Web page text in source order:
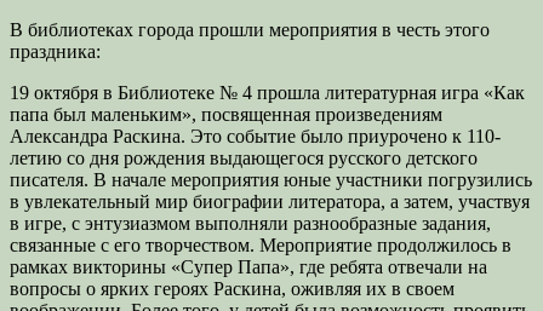
В библиотеках города прошли мероприятия в честь этого
праздника:
19 октября в Библиотеке № 4 прошла литературная игра «Как
папа был маленьким», посвященная произведениям
Александра Раскина. Это событие было приурочено к 110-
летию со дня рождения выдающегося русского детского
писателя. В начале мероприятия юные участники погрузились
в увлекательный мир биографии литератора, а затем, участвуя
в игре, с энтузиазмом выполняли разнообразные задания,
связанные с его творчеством. Мероприятие продолжилось в
рамках викторины «Супер Папа», где ребята отвечали на
вопросы о ярких героях Раскина, оживляя их в своем